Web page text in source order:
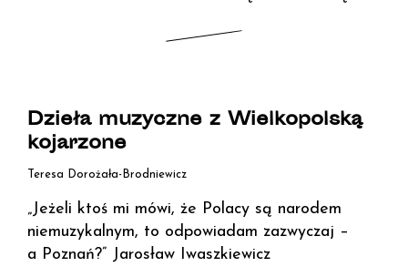
Dzieła muzyczne z Wielkopolską
kojarzone
Teresa Dorożała-Brodniewicz
„Jeżeli ktoś mi mówi, że Polacy są narodem
niemuzykalnym, to odpowiadam zazwyczaj –
a Poznań?” Jarosław Iwaszkiewicz